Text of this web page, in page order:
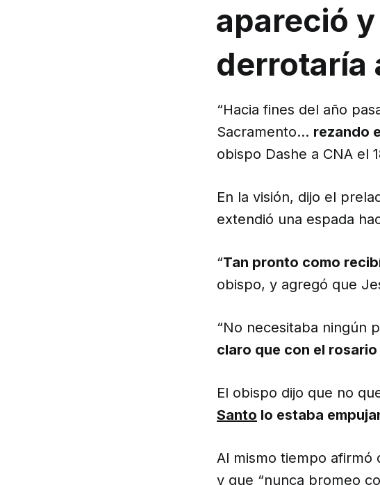
apareció
derrotaría
“Hacia fines del año
Sacramento… rezando
obispo Dashe a CNA el
En la visión, dijo el
extendió una espada
“Tan pronto como
obispo, y agregó que
“No necesitaba ningún
claro que con el
El obispo dijo que no
Santo lo estaba
Al mismo tiempo afirmó
y que “nunca bromeo